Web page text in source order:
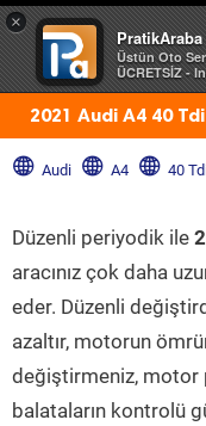
×
PratikAraba
Üstün Oto
ÜCRETSİZ -
2021 Audi A4 40
Audi A4 40
Düzenli periyodik ile
aracınız çok daha
eder. Düzenli
azaltır, motorun
değiştirmeniz, motor
balataların kontrolü